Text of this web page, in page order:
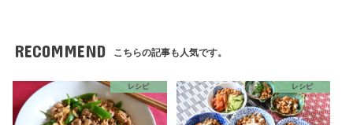
RECOMMEND こちらの記事も人気です。
レシピ レシピ